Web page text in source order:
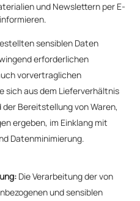
und Newslettern per E-
sensiblen Daten
erforderlichen
vorvertraglichen
sich aus dem Lieferverhältnis
Bereitstellung von Waren,
ergeben, im Einklang mit
Datenminimierung.
Die Verarbeitung der von
und sensiblen